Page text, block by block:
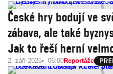
České hry bodují ve
zábava, ale také
Jak to řeší herní
2. září 2025 06:00Reportáže